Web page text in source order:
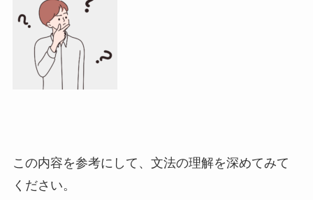
この内容を参考にして、文法の理解を深めてみて
ください。